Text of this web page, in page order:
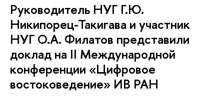
Руководитель НУГ Г.Ю.
Никипорец-Такигава и участник
НУГ О.А. Филатов представили
доклад на II Международной
конференции «Цифровое
востоковедение» ИВ РАН